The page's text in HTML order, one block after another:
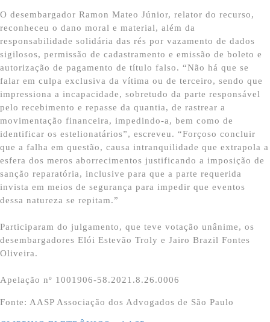
O desembargador Ramon Mateo Júnior, relator do recurso,
reconheceu o dano moral e material, além da
responsabilidade solidária das rés por vazamento de dados
sigilosos, permissão de cadastramento e emissão de boleto e
autorização de pagamento de título falso. “Não há que se
falar em culpa exclusiva da vítima ou de terceiro, sendo que
impressiona a incapacidade, sobretudo da parte responsável
pelo recebimento e repasse da quantia, de rastrear a
movimentação financeira, impedindo-a, bem como de
identificar os estelionatários”, escreveu. “Forçoso concluir
que a falha em questão, causa intranquilidade que extrapola a
esfera dos meros aborrecimentos justificando a imposição de
sanção reparatória, inclusive para que a parte requerida
invista em meios de segurança para impedir que eventos
dessa natureza se repitam.”
Participaram do julgamento, que teve votação unânime, os
desembargadores Elói Estevão Troly e Jairo Brazil Fontes
Oliveira.
Apelação nº 1001906-58.2021.8.26.0006
Fonte: AASP Associação dos Advogados de São Paulo